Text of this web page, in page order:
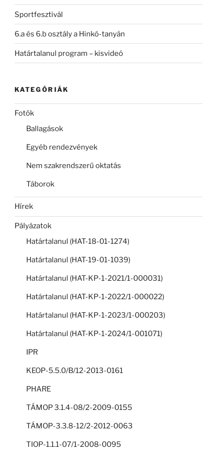
Sportfesztivál
6.a és 6.b osztály a Hinkó-tanyán
Határtalanul program – kisvideó
KATEGÓRIÁK
Fotók
Ballagások
Egyéb rendezvények
Nem szakrendszerű oktatás
Táborok
Hírek
Pályázatok
Határtalanul (HAT-18-01-1274)
Határtalanul (HAT-19-01-1039)
Határtalanul (HAT-KP-1-2021/1-000031)
Határtalanul (HAT-KP-1-2022/1-000022)
Határtalanul (HAT-KP-1-2023/1-000203)
Határtalanul (HAT-KP-1-2024/1-001071)
IPR
KEOP-5.5.0/B/12-2013-0161
PHARE
TÁMOP 3.1.4-08/2-2009-0155
TÁMOP-3.3.8-12/2-2012-0063
TIOP-1.1.1-07/1-2008-0095